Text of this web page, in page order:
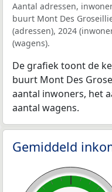
Aantal adressen,
buurt Mont Des
(adressen), 2024
(wagens).
De grafiek toont de
buurt Mont Des
aantal inwoners, het
aantal wagens.
Gemiddeld